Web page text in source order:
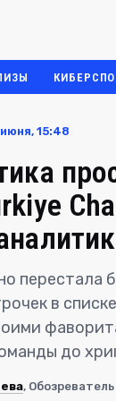
15:48
перестала
в
до
,